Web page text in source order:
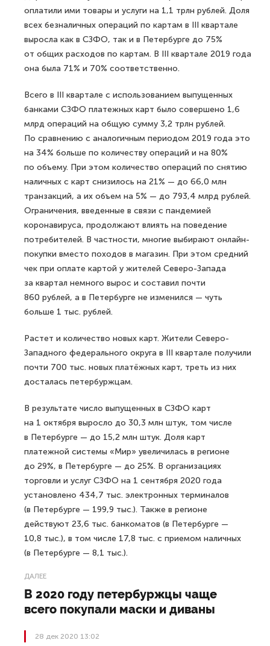
оплатили ими товары и услуги на 1,1 трлн рублей. Доля
всех безналичных операций по картам в III квартале
выросла как в СЗФО, так и в Петербурге до 75%
от общих расходов по картам. В III квартале 2019 года
она была 71% и 70% соответственно.
Всего в III квартале с использованием выпущенных
банками СЗФО платежных карт было совершено 1,6
млрд операций на общую сумму 3,2 трлн рублей.
По сравнению с аналогичным периодом 2019 года это
на 34% больше по количеству операций и на 80%
по объему. При этом количество операций по снятию
наличных с карт снизилось на 21% — до 66,0 млн
транзакций, а их объем на 5% — до 793,4 млрд рублей.
Ограничения, введенные в связи с пандемией
коронавируса, продолжают влиять на поведение
потребителей. В частности, многие выбирают онлайн-
покупки вместо походов в магазин. При этом средний
чек при оплате картой у жителей Северо-Запада
за квартал немного вырос и составил почти
860 рублей, а в Петербурге не изменился — чуть
больше 1 тыс. рублей.
Растет и количество новых карт. Жители Северо-
Западного федерального округа в III квартале получили
почти 700 тыс. новых платёжных карт, треть из них
досталась петербуржцам.
В результате число выпущенных в СЗФО карт
на 1 октября выросло до 30,3 млн штук, том числе
в Петербурге — до 15,2 млн штук. Доля карт
платежной системы «Мир» увеличилась в регионе
до 29%, в Петербурге — до 25%. В организациях
торговли и услуг СЗФО на 1 сентября 2020 года
установлено 434,7 тыс. электронных терминалов
(в Петербурге — 199,9 тыс.). Также в регионе
действуют 23,6 тыс. банкоматов (в Петербурге —
10,8 тыс.), в том числе 17,8 тыс. с приемом наличных
(в Петербурге — 8,1 тыс.).
ДАЛЕЕ
В 2020 году петербуржцы чаще
всего покупали маски и диваны
28 дек 2020 13:02